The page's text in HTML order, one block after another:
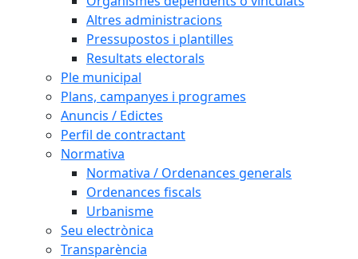
Altres administracions
Pressupostos i plantilles
Resultats electorals
Ple municipal
Plans, campanyes i programes
Anuncis / Edictes
Perfil de contractant
Normativa
Normativa / Ordenances generals
Ordenances fiscals
Urbanisme
Seu electrònica
Transparència